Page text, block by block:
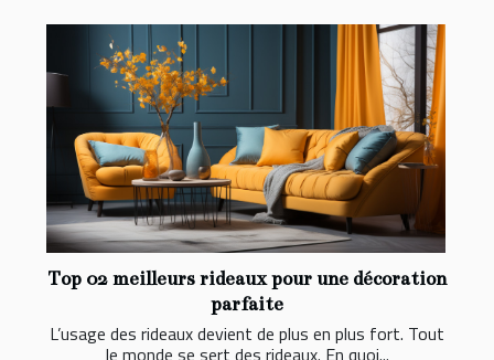
Top 02 meilleurs rideaux pour une décoration
parfaite
L’usage des rideaux devient de plus en plus fort. Tout
le monde se sert des rideaux. En quoi...